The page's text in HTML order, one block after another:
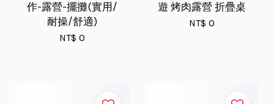
作-露營-擺攤(實用/
耐操/舒適)
NT$ 0
遊 烤肉露營 折疊桌
NT$ 0